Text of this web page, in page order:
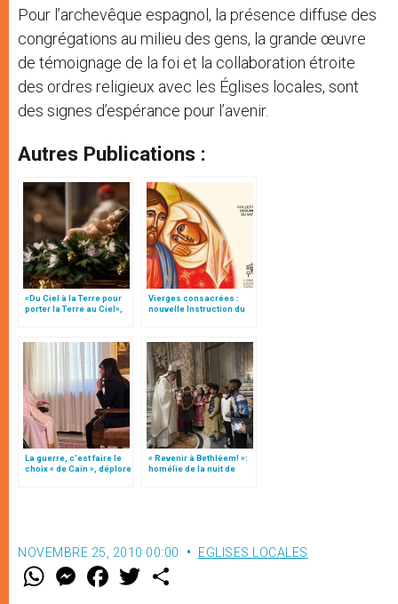
Pour l’archevêque espagnol, la présence diffuse des
congrégations au milieu des gens, la grande œuvre
de témoignage de la foi et la collaboration étroite
des ordres religieux avec les Églises locales, sont
des signes d’espérance pour l’avenir.
Autres Publications :
«Du Ciel à la Terre pour
porter la Terre au Ciel»,
Vierges consacrées :
nouvelle Instruction du
La guerre, c’est faire le
choix « de Caïn », déplore
« Revenir à Bethléem! »:
homélie de la nuit de
Noël (texte complet)
NOVEMBRE 25, 2010 00:00 EGLISES LOCALES
W M
e
F
a w